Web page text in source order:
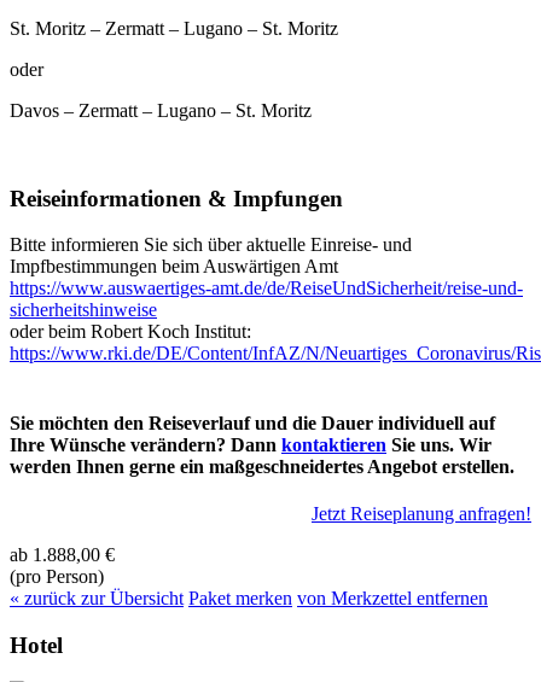
St. Moritz – Zermatt – Lugano – St. Moritz
oder
Davos – Zermatt – Lugano – St. Moritz
Reiseinformationen & Impfungen
Bitte informieren Sie sich über aktuelle Einreise- und
Impfbestimmungen beim Auswärtigen Amt
https://www.auswaertiges-amt.de/de/ReiseUndSicherheit/reise-und-
sicherheitshinweise
oder beim Robert Koch Institut:
https://www.rki.de/DE/Content/InfAZ/N/Neuartiges_Coronavirus/
Sie möchten den Reiseverlauf und die Dauer individuell auf
Ihre Wünsche verändern? Dann kontaktieren Sie uns. Wir
werden Ihnen gerne ein maßgeschneidertes Angebot erstellen.
Jetzt Reiseplanung anfragen!
ab 1.888,00 €
(pro Person)
« zurück zur Übersicht Paket merken von Merkzettel entfernen
Hotel